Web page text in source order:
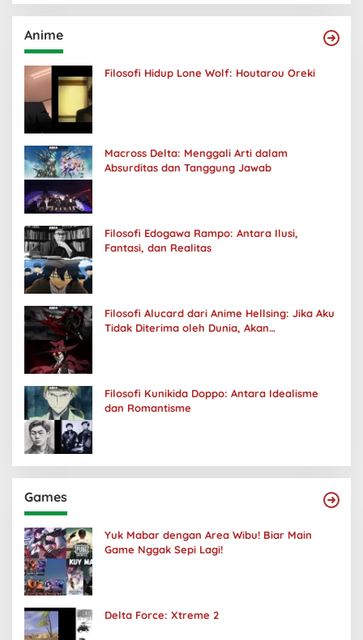
Anime
Filosofi Hidup Lone Wolf: Houtarou Oreki
Macross Delta: Menggali Arti dalam
Absurditas dan Tanggung Jawab
Filosofi Edogawa Rampo: Antara Ilusi,
Fantasi, dan Realitas
Filosofi Alucard dari Anime Hellsing: Jika Aku
Tidak Diterima oleh Dunia, Akan
Filosofi Kunikida Doppo: Antara Idealisme
dan Romantisme
Games
Yuk Mabar dengan Area Wibu! Biar Main
Game Nggak Sepi Lagi!
Delta Force: Xtreme 2